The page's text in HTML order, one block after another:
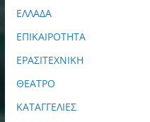
ΕΛΛΑΔΑ
ΕΠΙΚΑΙΡΟΤΗΤΑ
ΕΡΑΣΙΤΕΧΝΙΚΗ
ΘΕΑΤΡΟ
ΚΑΤΑΓΓΕΛΙΕΣ